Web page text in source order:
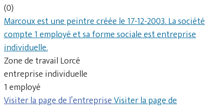
(0)
Marcoux est une peintre créée le 17-12-2003. La société
compte 1 employé et sa forme sociale est entreprise
individuelle.
Zone de travail Lorcé
entreprise individuelle
1 employé
Visiter la page de l’entrepriseVisiter la page de